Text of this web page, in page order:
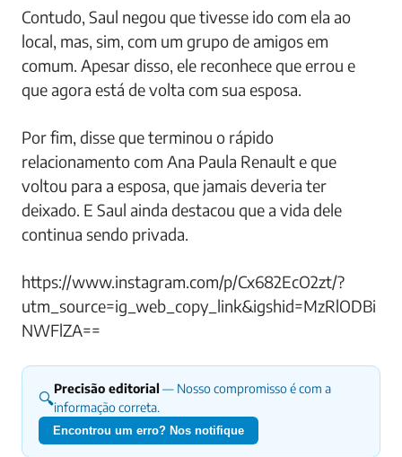
Contudo, Saul negou que tivesse ido com ela ao
local, mas, sim, com um grupo de amigos em
comum. Apesar disso, ele reconhece que errou e
que agora está de volta com sua esposa.
Por fim, disse que terminou o rápido
relacionamento com Ana Paula Renault e que
voltou para a esposa, que jamais deveria ter
deixado. E Saul ainda destacou que a vida dele
continua sendo privada.
https://www.instagram.com/p/Cx682EcO2zt/?
utm_source=ig_web_copy_link&igshid=MzRlODBi
NWFlZA==
🔍Precisão editorial — Nosso compromisso é com a
informação correta.
Encontrou um erro? Nos notifique